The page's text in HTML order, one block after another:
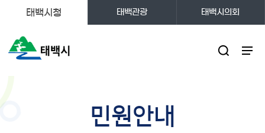
태백시청 태백관광 태백시의회
민원안내